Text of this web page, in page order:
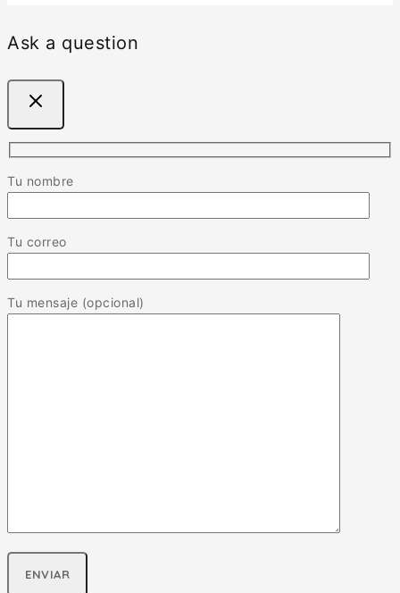
Ask a question
Tu nombre
Tu correo
Tu mensaje (opcional)